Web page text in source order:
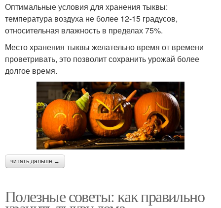
Оптимальные условия для хранения тыквы:
температура воздуха не более 12-15 градусов,
относительная влажность в пределах 75%.
Место хранения тыквы желательно время от времени
проветривать, это позволит сохранить урожай более
долгое время.
читать дальше →
Полезные советы: как правильно